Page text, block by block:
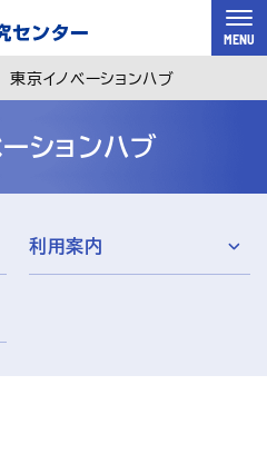
MENU
東京イノベーションハブ
ションハブ
利用案内